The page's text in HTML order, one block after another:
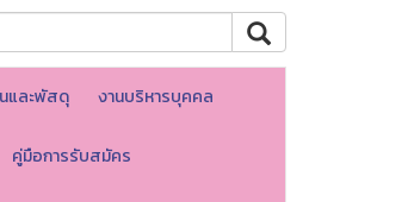
และพัสดุ งานบริหารบุคคล
คู่มือการรับสมัคร